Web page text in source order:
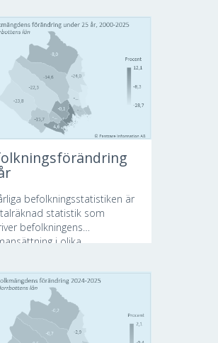
befolkningsstatistiken är
statistik som
befolkningens
i olika...